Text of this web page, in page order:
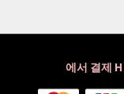
에서 결제